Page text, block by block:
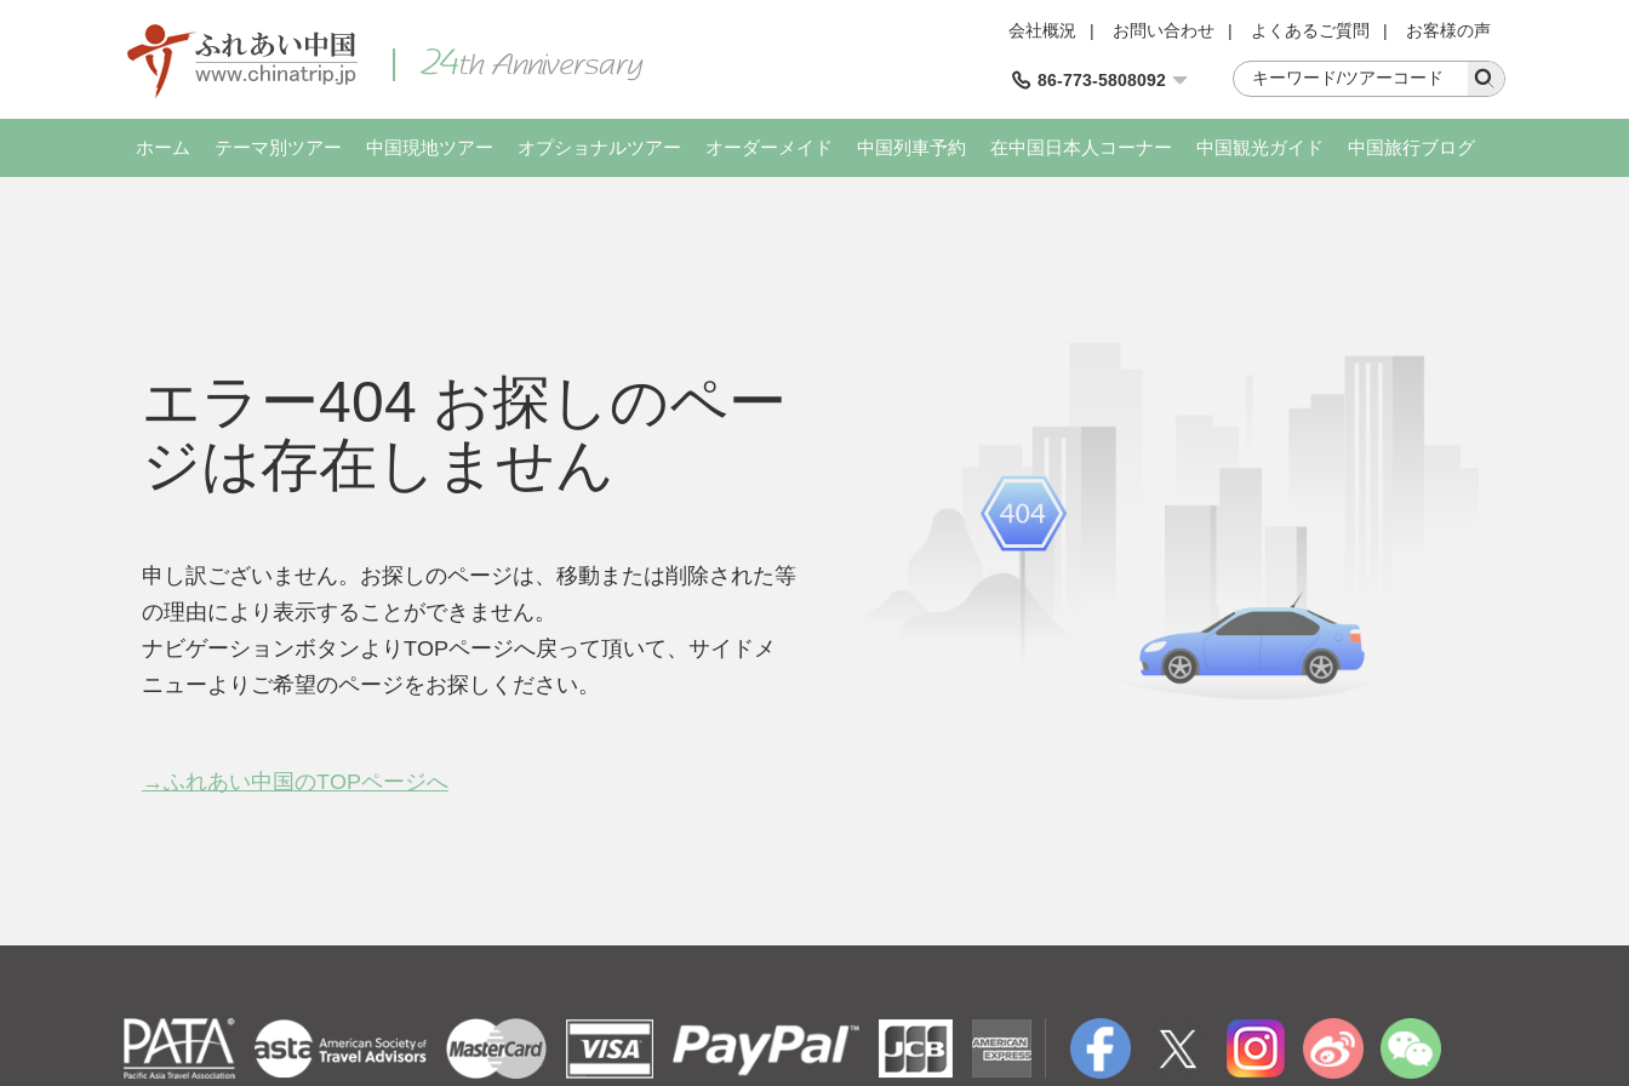
会社概況 | お問い合わせ | よくあるご質問 | お客様の声
86-773-5808092
ホーム テーマ別ツアー 中国現地ツアー オプショナルツアー オーダーメイド 中国列車予約 在中国日本人コーナー 中国観光ガイド 中国旅行ブログ
エラー404 お探しのペー
ジは存在しません
申し訳ございません。お探しのページは、移動または削除された等
の理由により表示することができません。
ナビゲーションボタンよりTOPページへ戻って頂いて、サイドメ
ニューよりご希望のページをお探しください。
→ふれあい中国のTOPページへ